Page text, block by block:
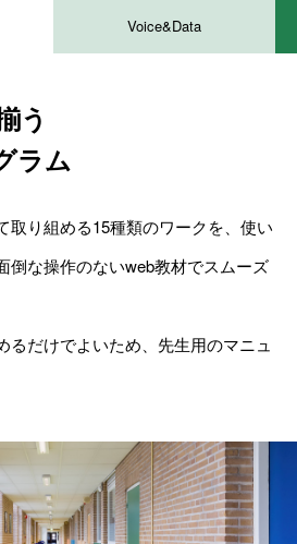
できることⅡ
できることⅢ
設計
Voice&Data
う
ラム
取り組める15種類のワークを、使い
倒な操作のないweb教材でスムーズ
るだけでよいため、先生用のマニュ